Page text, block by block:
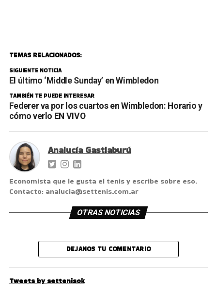
TEMAS RELACIONADOS:
SIGUIENTE NOTICIA
El último ‘Middle Sunday’ en Wimbledon
TAMBIÉN TE PUEDE INTERESAR
Federer va por los cuartos en Wimbledon: Horario y
cómo verlo EN VIVO
Analucía Gastiaburú
Economista que le gusta el tenis y escribe sobre eso.
Contacto: analucia@settenis.com.ar
OTRAS NOTICIAS
DEJANOS TU COMENTARIO
Tweets by settenisok